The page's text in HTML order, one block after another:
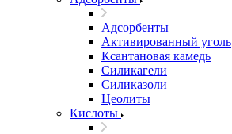
Адсорбенты
Активированный уголь
Ксантановая камедь
Силикагели
Силиказоли
Цеолиты
Кислоты